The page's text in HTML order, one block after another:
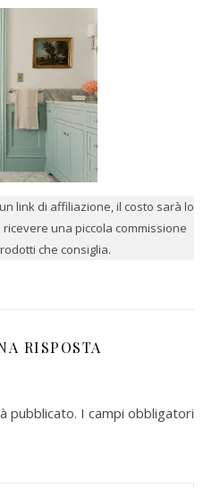
link di affiliazione, il costo sarà lo
una piccola commissione
che consiglia.
RISPOSTA
pubblicato. I campi obbligatori